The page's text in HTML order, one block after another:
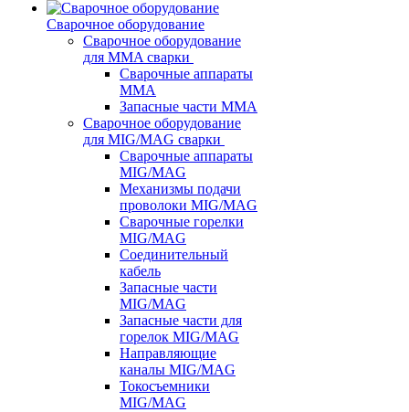
Сварочное оборудование
Сварочное оборудование
для MMA сварки
Сварочные аппараты
MMA
Запасные части MMA
Сварочное оборудование
для MIG/MAG сварки
Сварочные аппараты
MIG/MAG
Механизмы подачи
проволоки MIG/MAG
Сварочные горелки
MIG/MAG
Соединительный
кабель
Запасные части
MIG/MAG
Запасные части для
горелок MIG/MAG
Направляющие
каналы MIG/MAG
Токосъемники
MIG/MAG